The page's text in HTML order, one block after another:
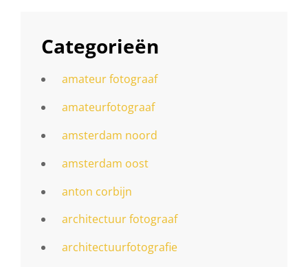
Categorieën
amateur fotograaf
amateurfotograaf
amsterdam noord
amsterdam oost
anton corbijn
architectuur fotograaf
architectuurfotografie